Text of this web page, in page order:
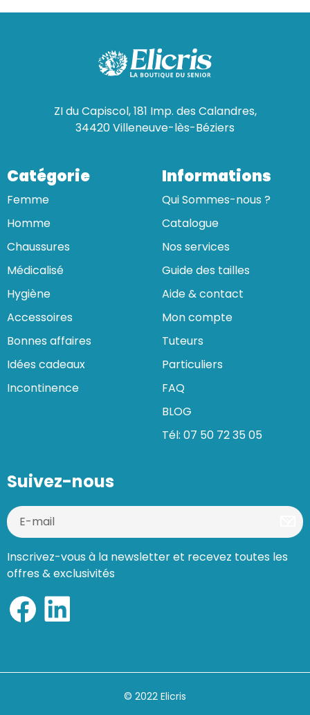
ZI du Capiscol, 181 Imp. des Calandres,
34420 Villeneuve-lès-Béziers
Catégorie
Femme
Homme
Chaussures
Médicalisé
Hygiène
Accessoires
Bonnes affaires
Idées cadeaux
Incontinence
Informations
Qui Sommes-nous ?
Catalogue
Nos services
Guide des tailles
Aide & contact
Mon compte
Tuteurs
Particuliers
FAQ
BLOG
Tél: 07 50 72 35 05
Suivez-nous
Inscrivez-vous à la newsletter et recevez toutes les
offres & exclusivités
© 2022 Elicris